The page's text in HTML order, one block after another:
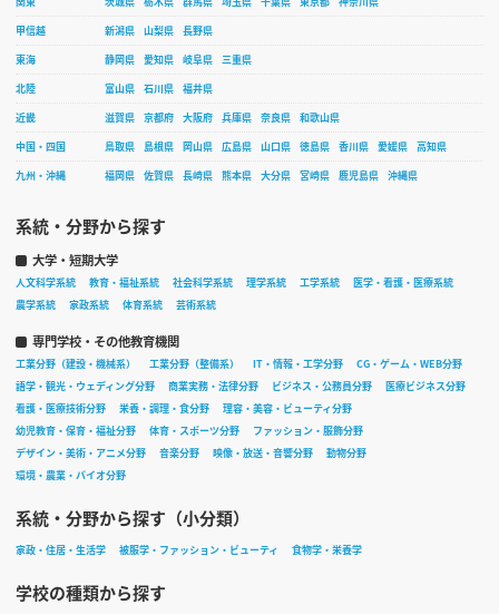
甲信越
新潟県 山梨県
長野県
東海
静岡県 愛知県 岐阜県
三重県
北陸
富山県 石川県
福井県
近畿
滋賀県 京都府 大阪府 兵庫県 奈良県
和歌山県
中国・四国
鳥取県 島根県 岡山県 広島県 山口県 徳島県 香川県 愛媛県
高知県
九州・沖縄
福岡県 佐賀県 長崎県 熊本県 大分県 宮崎県 鹿児島県 沖縄県
系統・分野から探す
大学・短期大学
人文科学系統 教育・福祉系統 社会科学系統 理学系統 工学系統
医学・看護・医療系統
農学系統
家政系統 体育系統 芸術系統
専門学校・その他教育機関
工業分野（建設・機械系） 工業分野（整備系） IT・情報・工学分野
CG・ゲーム・WEB分野
語学・観光・ウェディング分野
商業実務・法律分野 ビジネス・公務員分野
医療ビジネス分野
看護・医療技術分野
栄養・調理・食分野
理容・美容・ビューティ分野
幼児教育・保育・福祉分野
体育・スポーツ分野
ファッション・服飾分野
デザイン・美術・アニメ分野
音楽分野 映像・放送・音響分野
動物分野
環境・農業・バイオ分野
系統・分野から探す（小分類）
家政・住居・生活学 被服学・ファッション・ビューティ 食物学・栄養学
学校の種類から探す